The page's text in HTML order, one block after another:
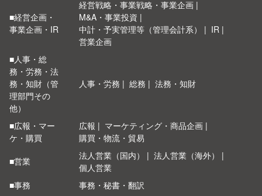
■経営企画・
事業企画・IR
経営戦略・事業戦略・事業企画
M&A・事業投資
中計・予実管理等（管理会計系）
IR
営業企画
■人事・総
務・労務・法
務・知財（管
理部門その
他）
人事・労務 総務 法務・知財
■広報・マー
ケ・購買
広報
マーケティング・商品企画
購買・物流・貿易
■営業
法人営業（国内）
法人営業（海外）
個人営業
■事務
事務・秘書・翻訳